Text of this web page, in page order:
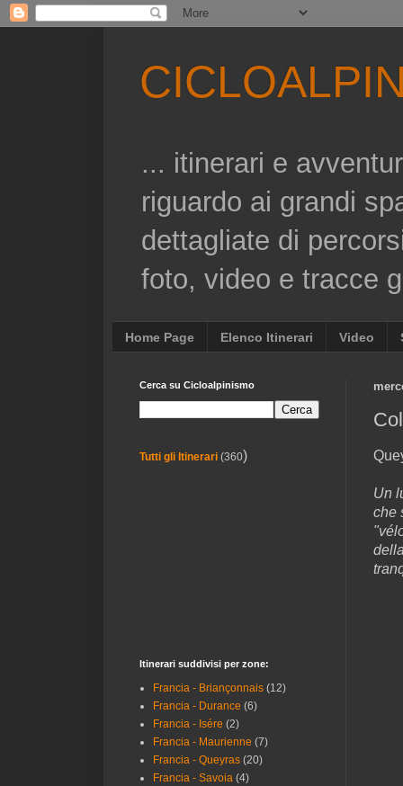
... itinerari e
riguardo ai grandi
dettagliate di
foto, video e tracce
Home Page Elenco Itinerari Video
Un
che
Cerca su Cicloalpinismo
Tutti gli Itinerari (360)
Itinerari suddivisi per zone:
Francia - Briançonnais (12)
Francia - Durance (6)
Francia - Isére (2)
Francia - Maurienne (7)
Francia - Queyras (20)
Francia - Savoia (4)